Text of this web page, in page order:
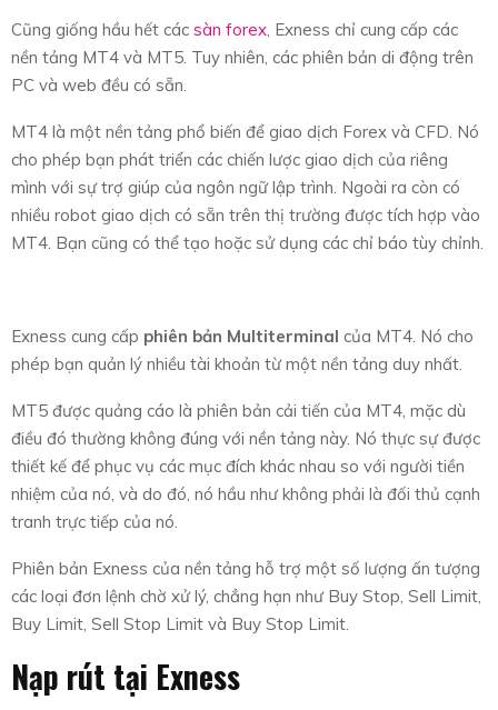
Cũng giống hầu hết các sàn forex , Exness chỉ cung cấp các
nền tảng MT4 và MT5. Tuy nhiên, các phiên bản di động trên
PC và web đều có sẵn.
MT4 là một nền tảng phổ biến để giao dịch Forex và CFD. Nó
cho phép bạn phát triển các chiến lược giao dịch của riêng
mình với sự trợ giúp của ngôn ngữ lập trình. Ngoài ra còn có
nhiều robot giao dịch có sẵn trên thị trường được tích hợp vào
MT4. Bạn cũng có thể tạo hoặc sử dụng các chỉ báo tùy chỉnh.
Exness cung cấp phiên bản Multiterminal của MT4. Nó cho
phép bạn quản lý nhiều tài khoản từ một nền tảng duy nhất.
MT5 được quảng cáo là phiên bản cải tiến của MT4, mặc dù
điều đó thường không đúng với nền tảng này. Nó thực sự được
thiết kế để phục vụ các mục đích khác nhau so với người tiền
nhiệm của nó, và do đó, nó hầu như không phải là đối thủ cạnh
tranh trực tiếp của nó.
Phiên bản Exness của nền tảng hỗ trợ một số lượng ấn tượng
các loại đơn lệnh chờ xử lý, chẳng hạn như Buy Stop, Sell Limit,
Buy Limit, Sell Stop Limit và Buy Stop Limit.
Nạp rút tại Exness